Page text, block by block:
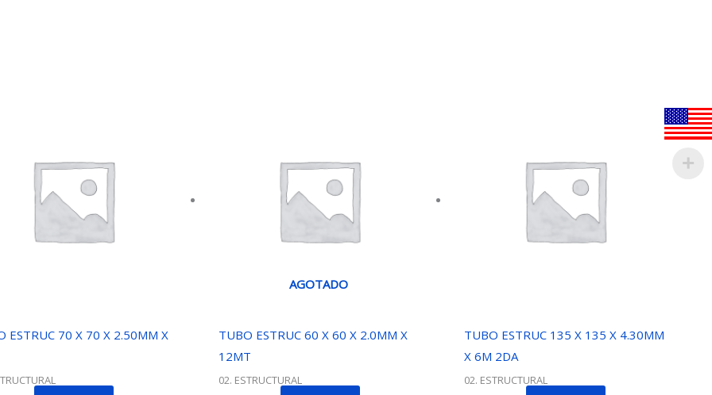
ESTRUC 70 X 70 X 2.50MM X
AGOTADO
TUBO ESTRUC 60 X 60 X 2.0MM X
12MT
02. ESTRUCTURAL
TUBO ESTRUC 135 X 135 X 4.30MM
X 6M 2DA
02. ESTRUCTURAL